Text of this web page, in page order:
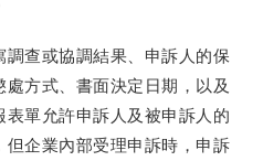
查或協調結果、申訴人的保
方式、書面決定日期，以及
單允許申訴人及被申訴人的
企業內部受理申訴時，申訴